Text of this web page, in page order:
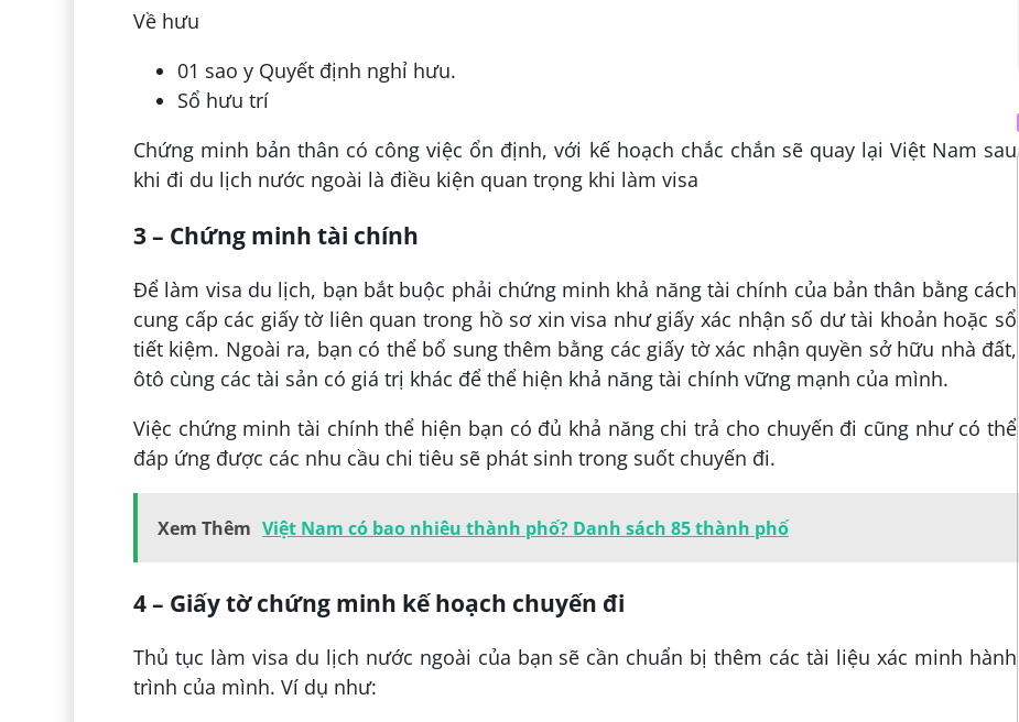
Về hưu
01 sao y Quyết định nghỉ hưu.
Sổ hưu trí
Chứng minh bản thân có công việc ổn định, với kế hoạch chắc chắn sẽ quay lại Việt Nam sau
khi đi du lịch nước ngoài là điều kiện quan trọng khi làm visa
3 – Chứng minh tài chính
Để làm visa du lịch, bạn bắt buộc phải chứng minh khả năng tài chính của bản thân bằng cách
cung cấp các giấy tờ liên quan trong hồ sơ xin visa như giấy xác nhận số dư tài khoản hoặc sổ
tiết kiệm. Ngoài ra, bạn có thể bổ sung thêm bằng các giấy tờ xác nhận quyền sở hữu nhà đất,
ôtô cùng các tài sản có giá trị khác để thể hiện khả năng tài chính vững mạnh của mình.
Việc chứng minh tài chính thể hiện bạn có đủ khả năng chi trả cho chuyến đi cũng như có thể
đáp ứng được các nhu cầu chi tiêu sẽ phát sinh trong suốt chuyến đi.
Xem Thêm Việt Nam có bao nhiêu thành phố? Danh sách 85 thành phố
4 – Giấy tờ chứng minh kế hoạch chuyến đi
Thủ tục làm visa du lịch nước ngoài của bạn sẽ cần chuẩn bị thêm các tài liệu xác minh hành
trình của mình. Ví dụ như: